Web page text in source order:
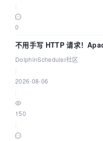
0
不用手写 HTTP 请求！
dsctl 两分钟上手
DolphinScheduler社区
2026-08-06
150